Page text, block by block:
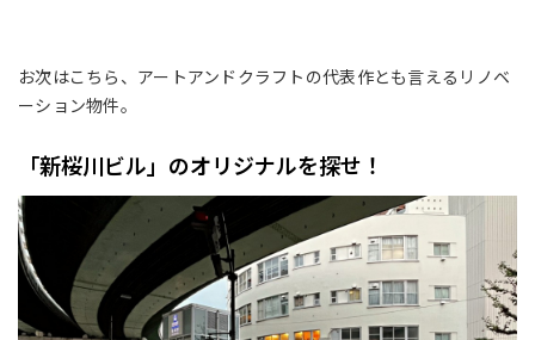
お次はこちら、アートアンドクラフト の代表作とも言えるリノベ
ーション物件。
「新桜川ビル」のオリジナルを探せ！